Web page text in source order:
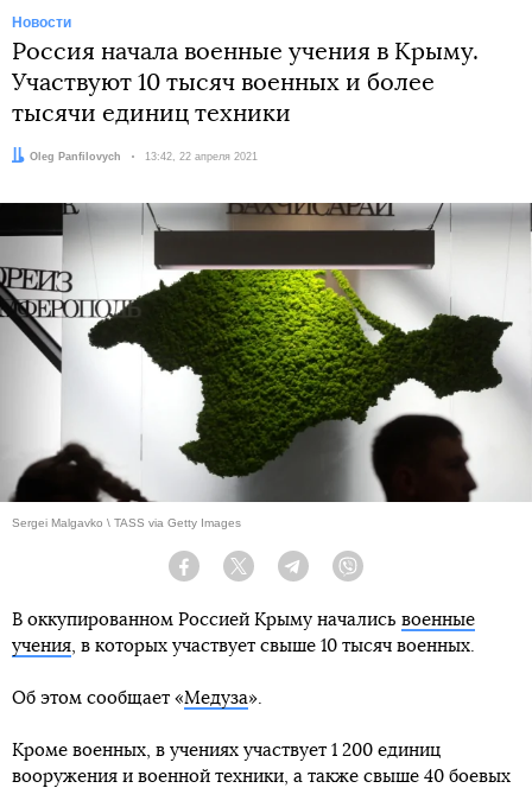
Новости
Россия начала военные учения в Крыму.
Участвуют 10 тысяч военных и более
тысячи единиц техники
Автор:
Oleg Panfilovych Дата:
13:42, 22 апреля 2021
Sergei Malgavko \ TASS via Getty Images
Facebook Twitter Telegram
В оккупированном Россией Крыму начались военные
учения, в которых участвует свыше 10 тысяч военных.
Об этом сообщает «Медуза».
Кроме военных, в учениях участвует 1 200 единиц
вооружения и военной техники, а также свыше 40 боевых